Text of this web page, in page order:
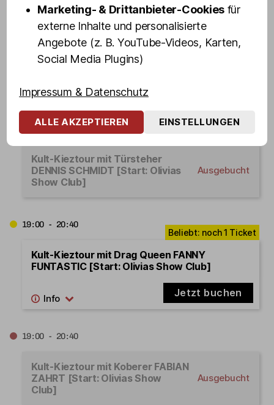
18:30 - 20:10
Kult-Kieztour mit Drag Queen
Show Club]
18:45 - 20:25
Kult-Kieztour mit Türsteher
DENNIS SCHMIDT [Start: Olivias
Show Club]
Ausgebucht
19:00 - 20:40
Kult-Kieztour mit Drag Queen FANNY
FUNTASTIC [Start: Olivias Show Club]
Jetzt buchen
19:00 - 20:40
Kult-Kieztour mit Koberer FABIAN
ZAHRT [Start: Olivias Show
Club]
Ausgebucht
Marketing- & Drittanbieter-Cookies für
externe Inhalte und personalisierte
Angebote (z. B. YouTube-Videos, Karten,
Social Media Plugins)
Impressum & Datenschutz
ALLE AKZEPTIEREN EINSTELLUNGEN